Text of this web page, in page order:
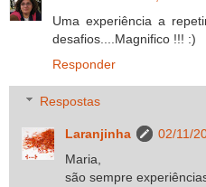
Uma experiência a
desafios....Magnifico !!! :)
Responder
Respostas
Laranjinha
02/11/
Maria,
são sempre